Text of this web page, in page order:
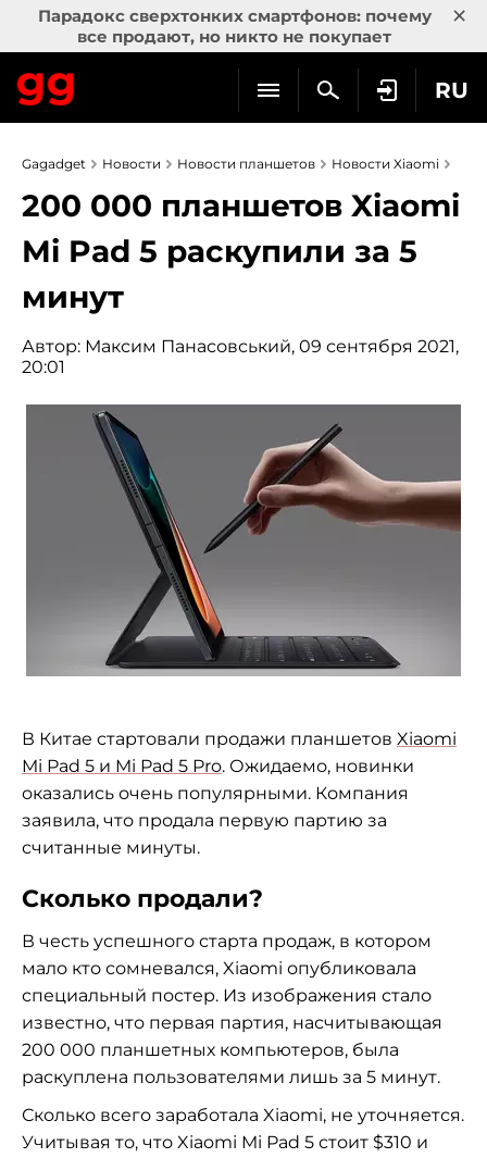
Парадокс сверхтонких смартфонов: почему
все продают, но никто не покупает
×
RU
Gagadget Новости Новости планшетов Новости Xiaomi
200 000 планшетов Xiaomi
Mi Pad 5 раскупили за 5
минут
Автор: Максим Панасовський, 09 сентября 2021,
20:01
В Китае стартовали продажи планшетов Xiaomi
Mi Pad 5 и Mi Pad 5 Pro. Ожидаемо, новинки
оказались очень популярными. Компания
заявила, что продала первую партию за
считанные минуты.
Сколько продали?
В честь успешного старта продаж, в котором
мало кто сомневался, Xiaomi опубликовала
специальный постер. Из изображения стало
известно, что первая партия, насчитывающая
200 000 планшетных компьютеров, была
раскуплена пользователями лишь за 5 минут.
Сколько всего заработала Xiaomi, не уточняется.
Учитывая то, что Xiaomi Mi Pad 5 стоит $310 и